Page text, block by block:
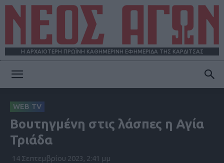
Η ΑΡΧΑΙΟΤΕΡΗ ΠΡΩΪΝΗ ΚΑΘΗΜΕΡΙΝΗ ΕΦΗΜΕΡΙΔΑ ΤΗΣ ΚΑΡΔΙΤΣΑΣ
ΑΓΩΝ
WEB TV
Βουτηγμένη στις λάσπες η Αγία
Τριάδα
14 Σεπτεμβρίου 2023, 2:41 μμ